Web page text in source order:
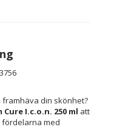
din skönhet?
I.c.o.n. 250 ml att